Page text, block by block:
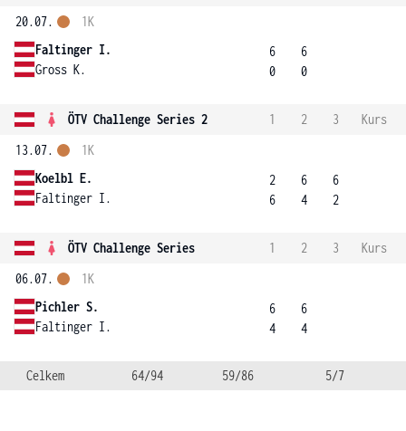
20.07.
Faltinger I.
Gross K.
1K
6
0
6
0
ÖTV Challenge Series 2 1 2 3
Kurs
13.07.
Koelbl E.
Faltinger I.
1K
2
6
6
4
6
2
ÖTV Challenge Series 1 2 3
Kurs
06.07.
Pichler S.
Faltinger I.
1K
6
4
6
4
Celkem 64/94 59/86 5/7